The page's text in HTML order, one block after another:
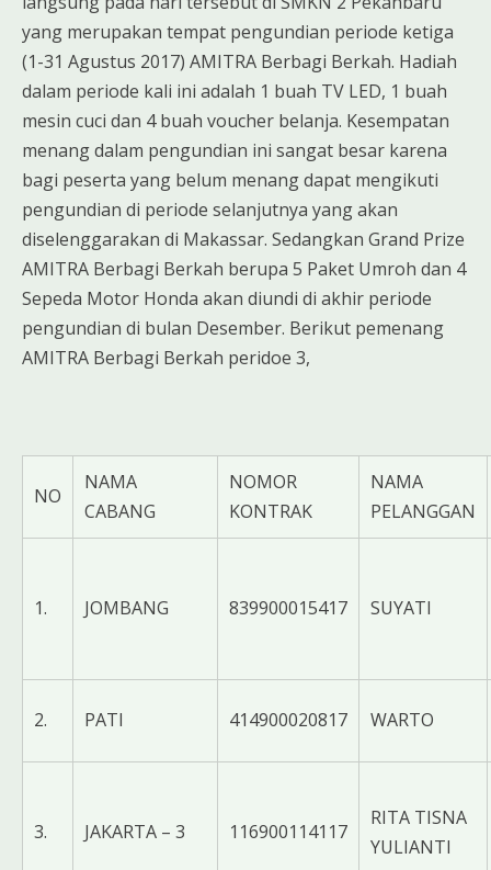
yang merupakan tempat pengundian periode ketiga
(1-31 Agustus 2017) AMITRA Berbagi Berkah. Hadiah
dalam periode kali ini adalah 1 buah TV LED, 1 buah
mesin cuci dan 4 buah voucher belanja. Kesempatan
menang dalam pengundian ini sangat besar karena
bagi peserta yang belum menang dapat mengikuti
pengundian di periode selanjutnya yang akan
diselenggarakan di Makassar. Sedangkan Grand Prize
AMITRA Berbagi Berkah berupa 5 Paket Umroh dan 4
Sepeda Motor Honda akan diundi di akhir periode
pengundian di bulan Desember. Berikut pemenang
AMITRA Berbagi Berkah peridoe 3,
NO
NAMA
CABANG
NOMOR
KONTRAK
NAMA
PELANGGAN
1. JOMBANG 839900015417 SUYATI
2. PATI 414900020817 WARTO
3. JAKARTA – 3 116900114117
RITA TISNA
YULIANTI